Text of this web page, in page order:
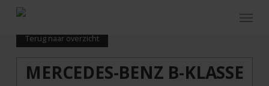
main
Menu
Terug naar overzicht
MERCEDES-BENZ B-KLASSE